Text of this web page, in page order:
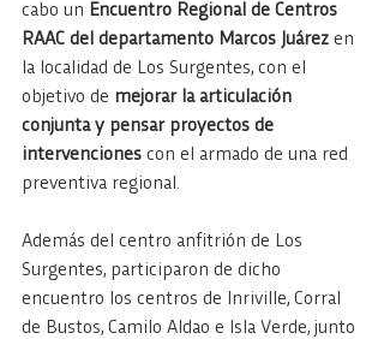
cabo un Encuentro Regional de Centros
RAAC del departamento Marcos Juárez en
la localidad de Los Surgentes, con el
objetivo de mejorar la articulación
conjunta y pensar proyectos de
intervenciones con el armado de una red
preventiva regional.
Además del centro anfitrión de Los
Surgentes, participaron de dicho
encuentro los centros de Inriville, Corral
de Bustos, Camilo Aldao e Isla Verde, junto